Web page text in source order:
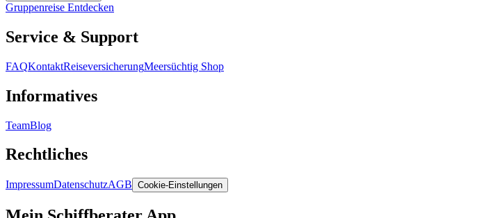
Gruppenreise Entdecken
Service & Support
FAQKontaktReiseversicherungMeersüchtig Shop
Informatives
TeamBlog
Rechtliches
ImpressumDatenschutzAGB Cookie-Einstellungen